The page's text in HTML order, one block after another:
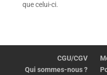
que celui-ci.
CGU/CGV
Qui sommes-nous ?